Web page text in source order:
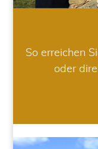
So erreichen
oder